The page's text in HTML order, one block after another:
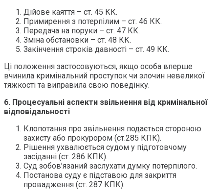
Дійове каяття – ст. 45 КК.
Примирення з потерпілим – ст. 46 КК.
Передача на поруки – ст. 47 КК.
Зміна обстановки – ст. 48 КК.
Закінчення строків давності – ст. 49 КК.
Ці положення застосовуються, якщо особа вперше
вчинила кримінальний проступок чи злочин невеликої
тяжкості та виправила свою поведінку.
6. Процесуальні аспекти звільнення від кримінальної
відповідальності
Клопотання про звільнення подається стороною
захисту або прокурором (ст.285 КПК).
Рішення ухвалюється судом у підготовчому
засіданні (ст. 286 КПК).
Суд зобов’язаний заслухати думку потерпілого.
Постанова суду є підставою для закриття
провадження (ст. 287 КПК).